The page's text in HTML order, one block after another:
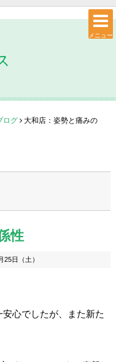
メニュー
ログ 大和店：姿勢と痛みの
性
日（土）
心でしたが、また新た